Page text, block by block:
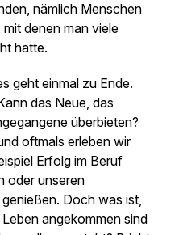
nämlich Menschen
denen man viele
hatte.
geht einmal zu Ende.
das Neue, das
überbieten?
oftmals erleben wir
Erfolg im Beruf
oder unseren
Doch was ist,
angekommen sind